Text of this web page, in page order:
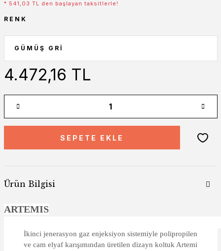
* 541,03 TL den başlayan taksitlerle!
RENK
4.472,16 TL
SEPETE EKLE
Ürün Bilgisi
ARTEMIS
İkinci jenerasyon gaz enjeksiyon sistemiyle polipropilen
ve cam elyaf karışımından üretilen dizayn koltuk Artemi